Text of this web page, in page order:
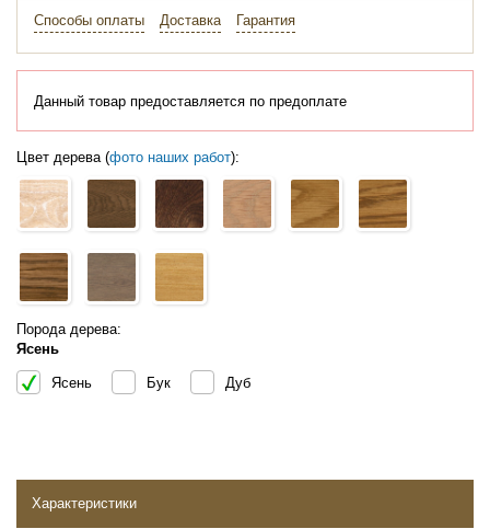
Способы оплаты Доставка Гарантия
Данный товар предоставляется по предоплате
Цвет дерева (фото наших работ):
Порода дерева:
Ясень
Ясень Бук Дуб
Характеристики